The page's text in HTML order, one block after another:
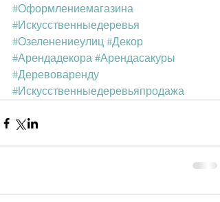
#Оформлениемагазина
#Искусственныедеревья
#Озеленениеулиц #Декор
#Арендадекора #Арендасакуры
#Деревоваренду
#Искусственныедеревьяпродажа